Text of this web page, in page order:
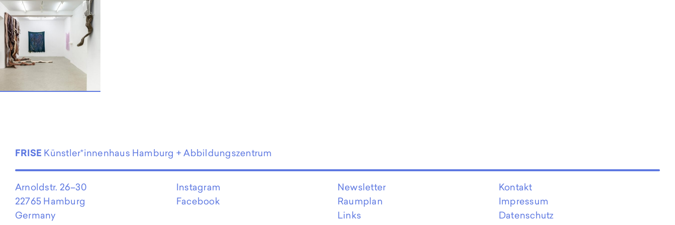
EN
FRISE Künstler*innenhaus Hamburg + Abbildungszentrum
Arnoldstr. 26–30
22765 Hamburg
Germany
Instagram
Facebook
Newsletter
Raumplan
Links
Kontakt
Impressum
Datenschutz